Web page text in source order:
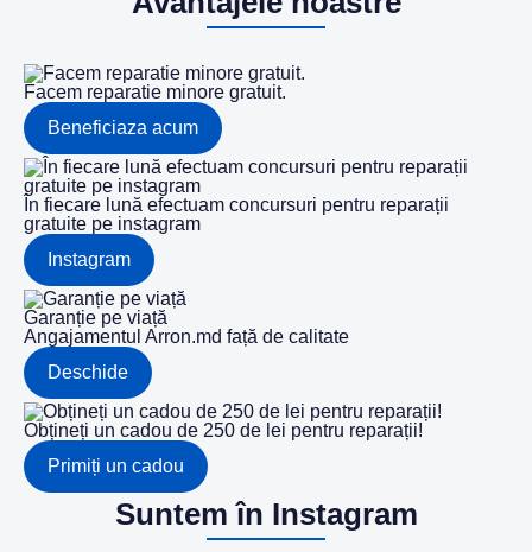
Facem reparatie minore gratuit.
Beneficiaza acum
În fiecare lună efectuam concursuri pentru reparații
gratuite pe instagram
Instagram
Garanție pe viață
Angajamentul Arron.md față de calitate
Deschide
Obțineți un cadou de 250 de lei pentru reparații!
Primiți un cadou
Suntem în Instagram